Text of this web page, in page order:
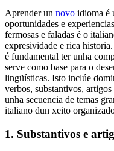
Aprender un novo idioma é
oportunidades e
fermosas e faladas é o
expresividade e rica historia.
é fundamental ter unha
serve como base para o
lingüísticas. Isto inclúe
verbos, substantivos,
unha secuencia de temas
italiano dun xeito
1. Substantivos e